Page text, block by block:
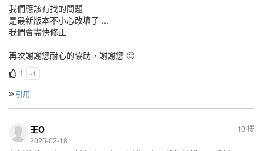
我們應該有找的問題
是最新版本不小心改壞了 ...
我們會盡快修正
再次謝謝您耐心的協助，謝謝您 🙂
1
-1
引用
10 樓
王O
2025-02-18